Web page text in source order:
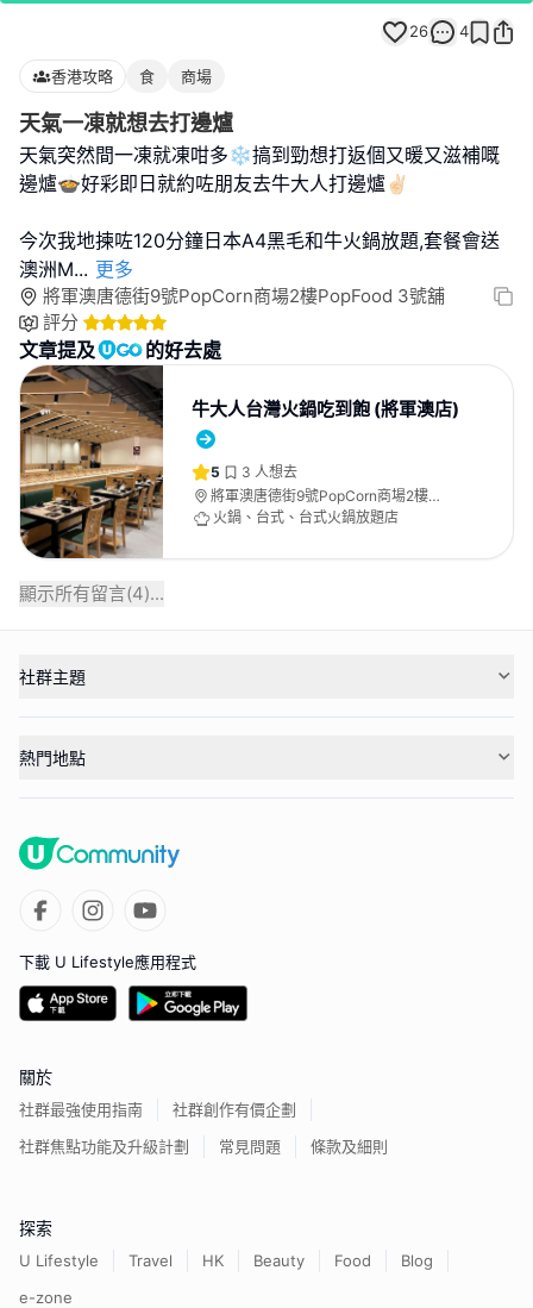
26 4
香港攻略 食 商場
天氣一凍就想去打邊爐
天氣突然間一凍就凍咁多❄️搞到勁想打返個又暖又滋補嘅
邊爐🍲好彩即日就約咗朋友去牛大人打邊爐✌🏻
今次我地揀咗120分鐘日本A4黑毛和牛火鍋放題,套餐會送
澳洲M... 更多
將軍澳唐德街9號PopCorn商場2樓PopFood 3號舖
評分
文章提及 的好去處
牛大人台灣火鍋吃到飽 (將軍澳店)
5 3 人想去
將軍澳唐德街9號PopCorn商場2樓
PopFood 3號舖
火鍋、台式、台式火鍋放題店
顯示所有留言(4)...
社群主題
熱門地點
下載 U Lifestyle應用程式
關於
社群最強使用指南
社群創作有價企劃
社群焦點功能及升級計劃
常見問題 條款及細則
探索
U Lifestyle Travel HK Beauty Food
Blog
e-zone